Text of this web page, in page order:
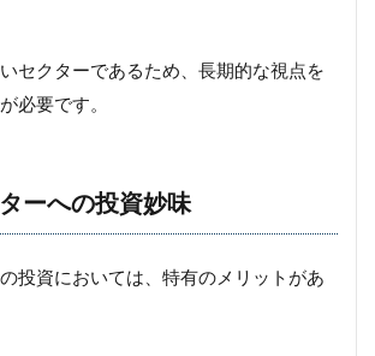
セクターであるため、長期的な視点を
必要です。
ーへの投資妙味
投資においては、特有のメリットがあ